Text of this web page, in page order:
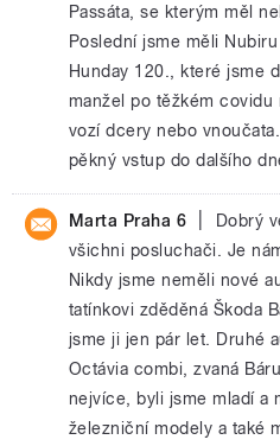
Passáta, se kterým měl
Poslední jsme měli
Hunday 120., které jsme
manžel po těžkém
vozí dcery nebo
pěkný vstup do dalšího
Marta Praha 6
Dobrý
všichni posluchači. Je
Nikdy jsme neměli nové
tatínkovi zděděná Škoda
jsme ji jen pár let. Druhé
Octávia combi, zvaná
nejvíce, byli jsme mladí a
železniční modely a také